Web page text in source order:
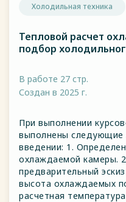
Холодильная техника
Тепловой расчет
подбор
В работе 27 стр.
Создан в 2025 г.
При выполнении
выполнены следующие
введении: 1.
охлаждаемой камеры.
предварительный
высота охлаждаемых
расчетная